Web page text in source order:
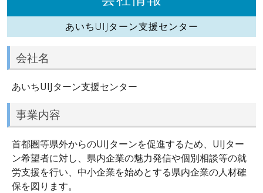
あいちUIJターン支援センター
会社名
あいちUIJターン支援センター
事業内容
首都圏等県外からのUIJターンを促進するため、UIJター
ン希望者に対し、県内企業の魅力発信や個別相談等の就
労支援を行い、中小企業を始めとする県内企業の人材確
保を図ります。